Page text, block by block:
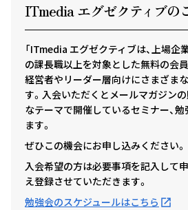
ITmedia エグゼクティ ブの
「ITmedia エグゼクティブは、上場
の課長職以上を対象とした無料の会
経営者やリーダー層向けにさまざま
す。入会いただくとメールマガジン
なテーマで開催しているセミナー、
ます。
ぜひこの機会にお申し込みください。
入会希望の方は必要事項を記入して
え登録させていただきます。
勉強会のスケジュールはこちら